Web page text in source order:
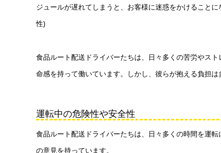
ジュールが遅れてしまうと、お客様に迷惑をかけること
性)
食品ルート配送ドライバーたちは、日々多くの苦労やス
命感を持って働いています。しかし、彼らが抱える負担
運転中の危険性や安全性
食品ルート配送ドライバーたちは、日々多くの時間を運
の意見を持っています。